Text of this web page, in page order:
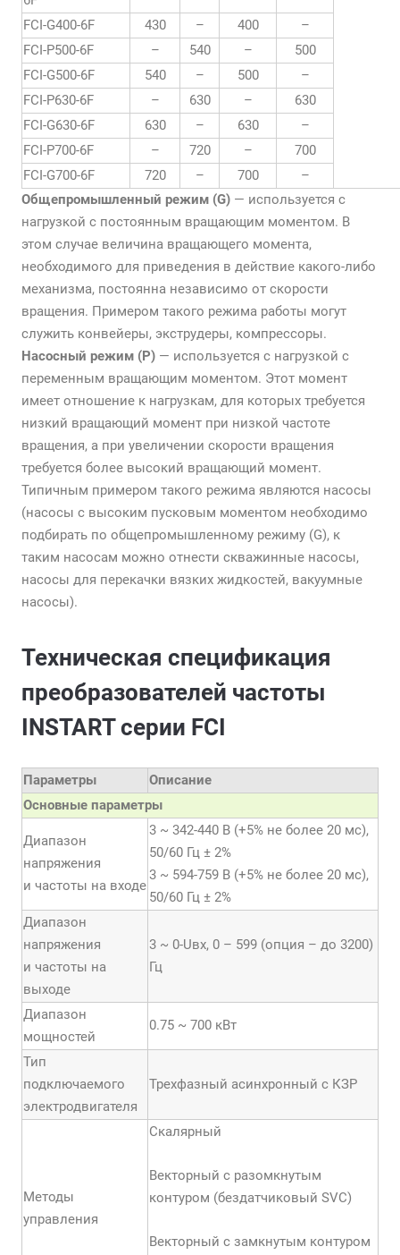
FCI-G400-6F
430 – 400
–
FCI-P500-6F
– 540 –
500
FCI-G500-6F
540 – 500
–
FCI-P630-6F
– 630 –
630
FCI-G630-6F
630 – 630
–
FCI-P700-6F
– 720 –
700
FCI-G700-6F
720 – 700
–
Общепромышленный режим (G) — используется с
нагрузкой с постоянным вращающим моментом. В
этом случае величина вращающего момента,
необходимого для приведения в действие какого-либо
механизма, постоянна независимо от скорости
вращения. Примером такого режима работы могут
служить конвейеры, экструдеры, компрессоры.
Насосный режим (P) — используется с нагрузкой с
переменным вращающим моментом. Этот момент
имеет отношение к нагрузкам, для которых требуется
низкий вращающий момент при низкой частоте
вращения, а при увеличении скорости вращения
требуется более высокий вращающий момент.
Типичным примером такого режима являются насосы
(насосы с высоким пусковым моментом необходимо
подбирать по общепромышленному режиму (G), к
таким насосам можно отнести скважинные насосы,
насосы для перекачки вязких жидкостей, вакуумные
насосы).
Техническая спецификация
преобразователей частоты
INSTART серии FCI
Параметры
Описание
Основные параметры
Диапазон
напряжения
и частоты на входе
3 ~ 342-440 В (+5% не более 20 мс),
50/60 Гц ± 2%
3 ~ 594-759 В (+5% не более 20 мс),
50/60 Гц ± 2%
Диапазон
напряжения
и частоты на
выходе
3 ~ 0-Uвх, 0 – 599 (опция – до 3200)
Гц
Диапазон
мощностей
0.75 ~ 700 кВт
Тип
подключаемого
электродвигателя
Трехфазный асинхронный с КЗР
Методы
управления
Скалярный
Векторный с разомкнутым
контуром (бездатчиковый SVC)
Векторный с замкнутым контуром